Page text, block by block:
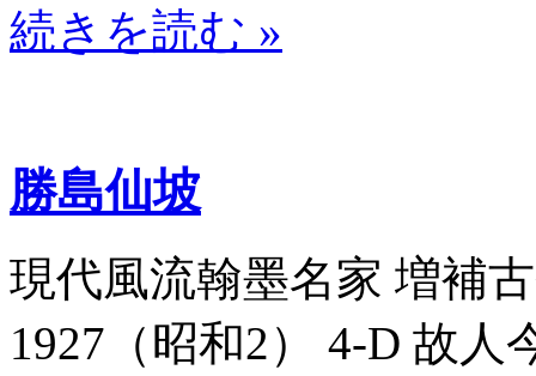
続きを読む »
勝島仙坡
現代風流翰墨名家 増補
1927（昭和2） 4-D 故